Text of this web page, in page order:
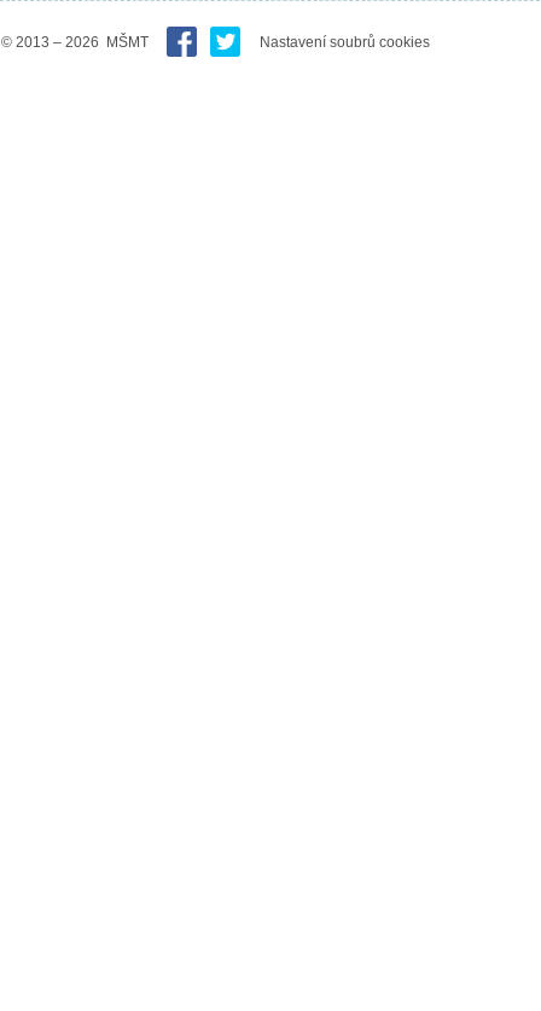
© 2013 – 2026 MŠMT Nastavení soubrů cookies